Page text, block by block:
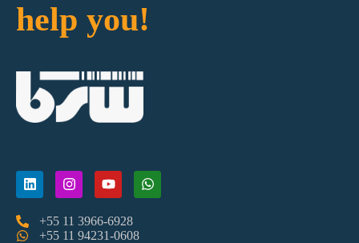
help you!
+55 11 3966-6928
+55 11 94231-0608